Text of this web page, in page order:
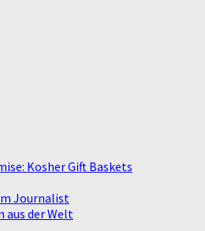
Kosher Gift Baskets
Journalist
aus der Welt